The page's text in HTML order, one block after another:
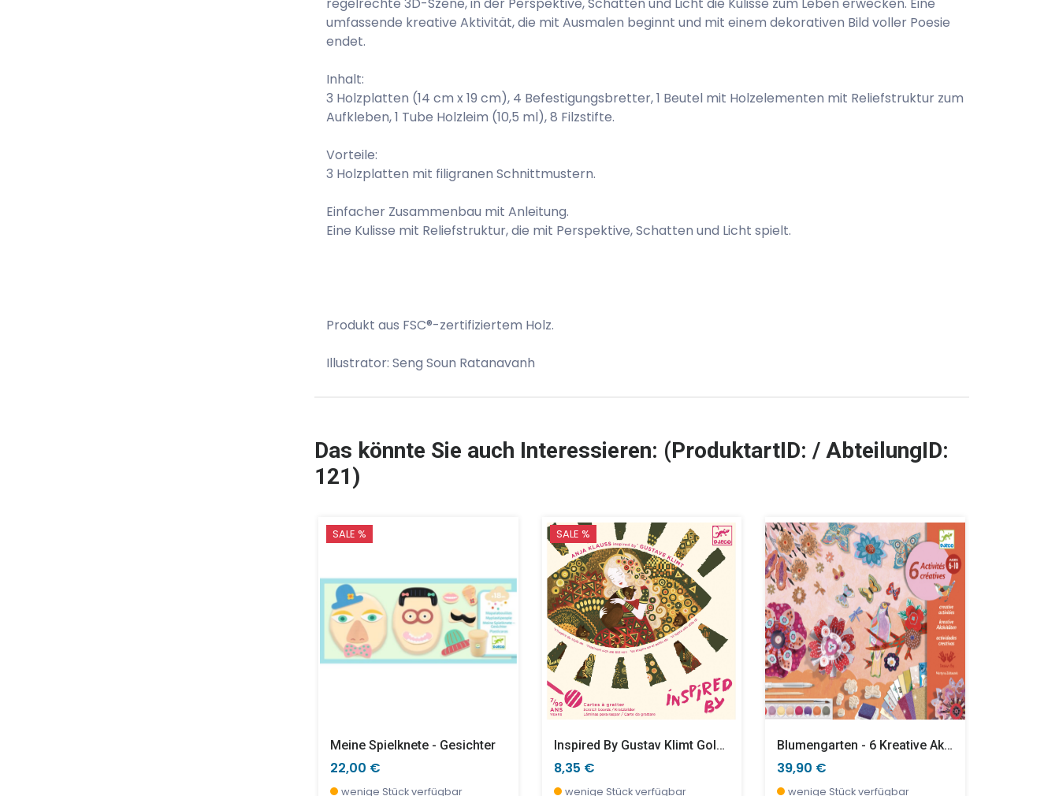
umfassende kreative Aktivität, die mit Ausmalen beginnt und mit einem dekorativen Bild voller Poesie
endet.
Inhalt:
3 Holzplatten (14 cm x 19 cm), 4 Befestigungsbretter, 1 Beutel mit Holzelementen mit Reliefstruktur zum
Aufkleben, 1 Tube Holzleim (10,5 ml), 8 Filzstifte.
Vorteile:
3 Holzplatten mit filigranen Schnittmustern.
Einfacher Zusammenbau mit Anleitung.
Eine Kulisse mit Reliefstruktur, die mit Perspektive, Schatten und Licht spielt.
Produkt aus FSC®-zertifiziertem Holz.
Illustrator: Seng Soun Ratanavanh
Das könnte Sie auch Interessieren: (ProduktartID: / AbteilungID:
121)
SALE %
Meine Spielknete - Gesichter
22,00 €
wenige Stück verfügbar
SALE %
Inspired By Gustav Klimt Goldene Musen
8,35 €
wenige Stück verfügbar
Blumengarten - 6 Kreative Aktivitäten
39,90 €
wenige Stück verfügbar